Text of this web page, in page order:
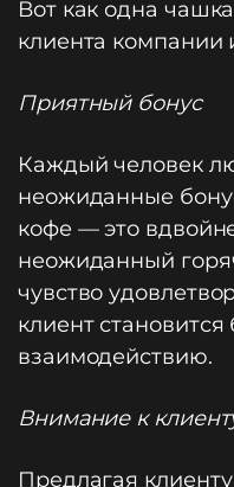
Вот как одна
клиента компании
Приятный бонус
Каждый человек
неожиданные
кофе — это
неожиданный
чувство
клиент
взаимодействию.
Внимание к
Предлагая